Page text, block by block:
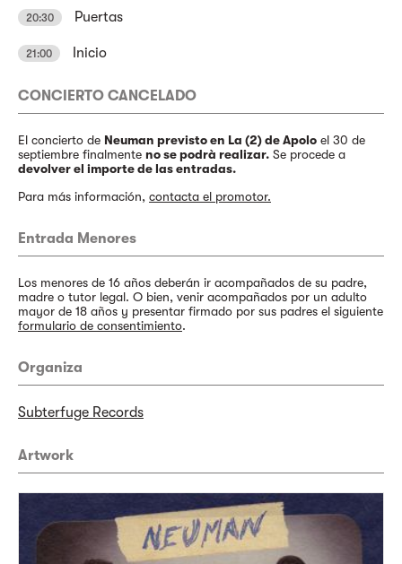
20:30 Puertas
21:00 Inicio
CONCIERTO CANCELADO
El concierto de Neuman previsto en La (2) de Apolo el 30 de
septiembre finalmente no se podrà realizar. Se procede a
devolver el importe de las entradas.
Para más información, contacta el promotor.
Entrada Menores
Los menores de 16 años deberán ir acompañados de su padre,
madre o tutor legal. O bien, venir acompañados por un adulto
mayor de 18 años y presentar firmado por sus padres el siguiente
formulario de consentimiento.
Organiza
Subterfuge Records
Artwork